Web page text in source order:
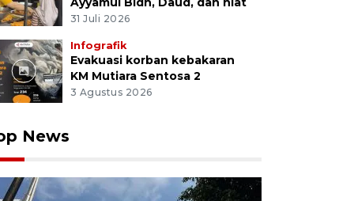
31 Juli 2026
Infografik
Evakuasi korban kebakaran
KM Mutiara Sentosa 2
3 Agustus 2026
News